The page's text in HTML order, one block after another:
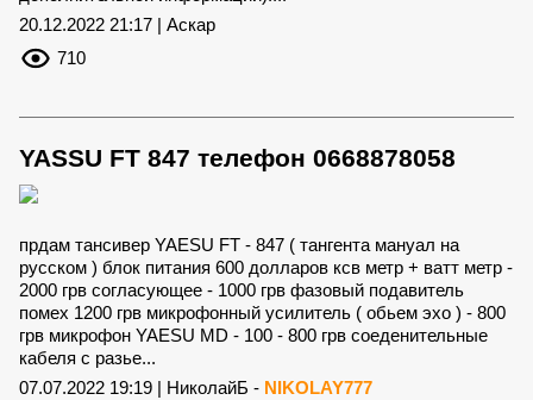
20.12.2022 21:17 | Аскар
710
YASSU FT 847 телефон 0668878058
прдам тансивер YAESU FT - 847 ( тангента мануал на
русском ) блок питания 600 долларов ксв метр + ватт метр -
2000 грв согласующее - 1000 грв фазовый подавитель
помех 1200 грв микрофонный усилитель ( обьем эхо ) - 800
грв микрофон YAESU MD - 100 - 800 грв соеденительные
кабеля с разье...
07.07.2022 19:19 | НиколайБ - NIKOLAY777